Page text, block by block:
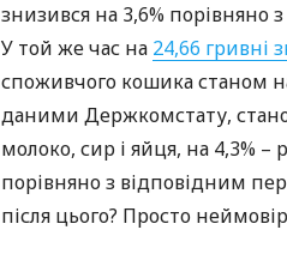
знизився на 3,6% порівняно
У той же час на 24,66 гривні
споживчого кошика станом
даними Держкомстату,
молоко, сир і яйця, на 4,3% –
порівняно з відповідним
після цього? Просто